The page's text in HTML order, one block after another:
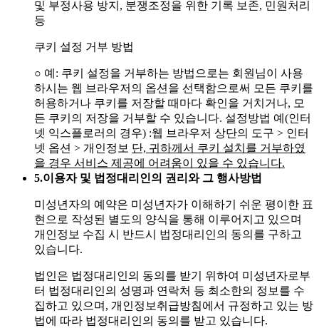
및 부정사용 방지, 분쟁조정을 위한 기록 보존, 민원처리
등
쿠키 설정 거부 방법
○ 예: 쿠키 설정을 거부하는 방법으로는 회원님이 사용
하시는 웹 브라우저의 옵션을 선택함으로써 모든 쿠키를
허용하거나 쿠키를 저장할 때마다 확인을 거치거나, 모
든 쿠키의 저장을 거부할 수 있습니다. 설정방법 예(인터
넷 익스플로러의 경우) :웹 브라우저 상단의 도구 > 인터
넷 옵션 > 개인정보 단, 귀하께서 쿠키 설치를 거부하였
을 경우 서비스 제공에 어려움이 있을 수 있습니다.
5.이용자 및 법정대리인의 권리와 그 행사방법
미성년자의 예약은 미성년자가 이해하기 쉬운 평이한 표
현으로 작성된 별도의 양식을 통해 이루어지고 있으며
개인정보 수집 시 반드시 법정대리인의 동의를 구하고
있습니다.
법인은 법정대리인의 동의를 받기 위하여 미성년자로부
터 법정대리인의 성명과 연락처 등 최소한의 정보를 수
집하고 있으며, 개인정보취급방침에서 규정하고 있는 방
법에 따라 법정대리인의 동의를 받고 있습니다.